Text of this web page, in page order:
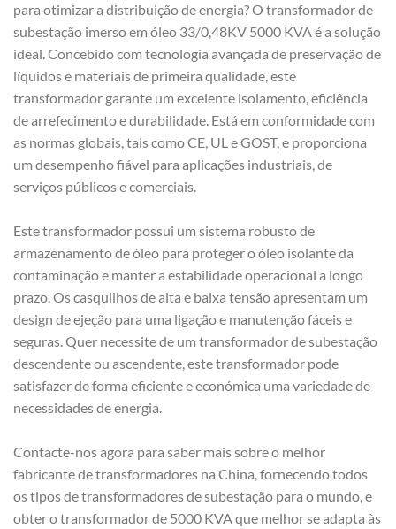
para otimizar a distribuição de energia? O transformador de
subestação imerso em óleo 33/0,48KV 5000 KVA é a solução
ideal. Concebido com tecnologia avançada de preservação de
líquidos e materiais de primeira qualidade, este
transformador garante um excelente isolamento, eficiência
de arrefecimento e durabilidade. Está em conformidade com
as normas globais, tais como CE, UL e GOST, e proporciona
um desempenho fiável para aplicações industriais, de
serviços públicos e comerciais.
Este transformador possui um sistema robusto de
armazenamento de óleo para proteger o óleo isolante da
contaminação e manter a estabilidade operacional a longo
prazo. Os casquilhos de alta e baixa tensão apresentam um
design de ejeção para uma ligação e manutenção fáceis e
seguras. Quer necessite de um transformador de subestação
descendente ou ascendente, este transformador pode
satisfazer de forma eficiente e económica uma variedade de
necessidades de energia.
Contacte-nos agora para saber mais sobre o melhor
fabricante de transformadores na China, fornecendo todos
os tipos de transformadores de subestação para o mundo, e
obter o transformador de 5000 KVA que melhor se adapta às